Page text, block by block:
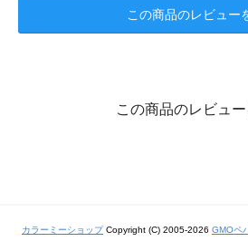
この商品のレビュー
この商品のレビュ
カラーミーショップCopyright (C) 2005-2026 GMOペ